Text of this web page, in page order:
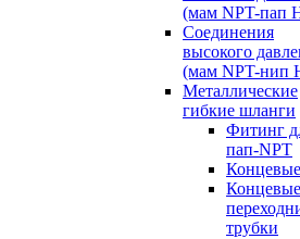
(мам NPT-пап
Соединения
высокого
(мам NPT-нип
Металлические
гибкие шланги
Фитинг
пап-NPT
Концевые
трубки